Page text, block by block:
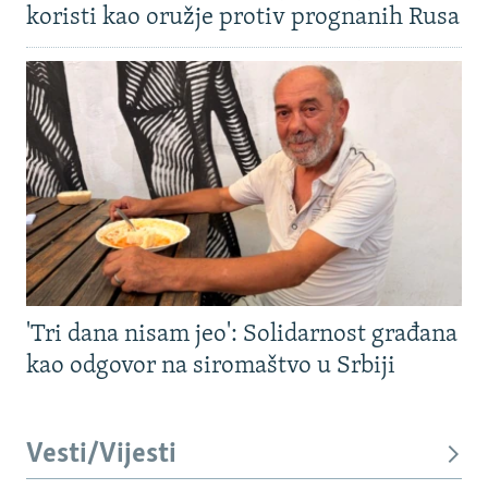
koristi kao oružje protiv prognanih Rusa
'Tri dana nisam jeo': Solidarnost građana
kao odgovor na siromaštvo u Srbiji
Vesti/Vijesti